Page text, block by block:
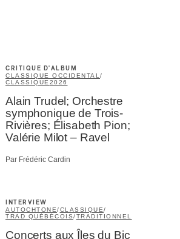
CRITIQUE D'ALBUM
CLASSIQUE OCCIDENTAL /
CLASSIQUE 2026
Alain Trudel; Orchestre
symphonique de Trois-
Rivières; Élisabeth Pion;
Valérie Milot – Ravel
Par Frédéric Cardin
INTERVIEW
AUTOCHTONE/CLASSIQUE/
TRAD QUÉBÉCOIS/TRADITIONNEL
Concerts aux Îles du Bic